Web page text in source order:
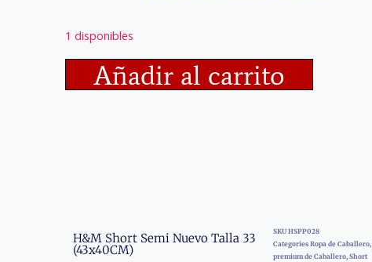
1 disponibles
Añadir al carrito
H&M Short Semi Nuevo Talla 33
(43x40CM)
SKU HSPP028
Categories Ropa de Caballero,
premium de Caballero, Short